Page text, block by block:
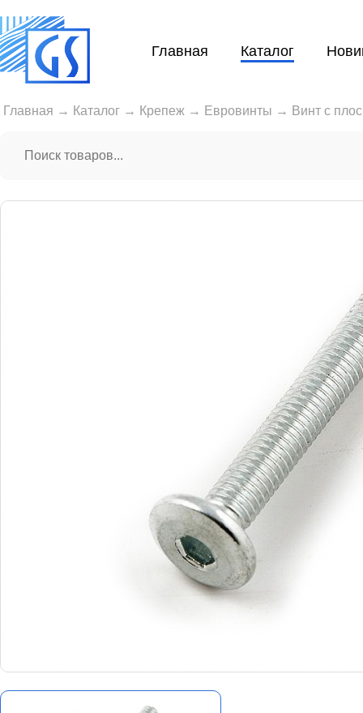
Главная Каталог
Главная → Каталог → Крепеж → Евровинты → Винт с